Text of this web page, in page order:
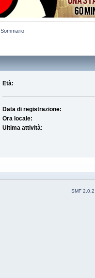
Sommario
Età:
Data di registrazione:
Ora locale:
Ultima attività:
SMF 2.0.2